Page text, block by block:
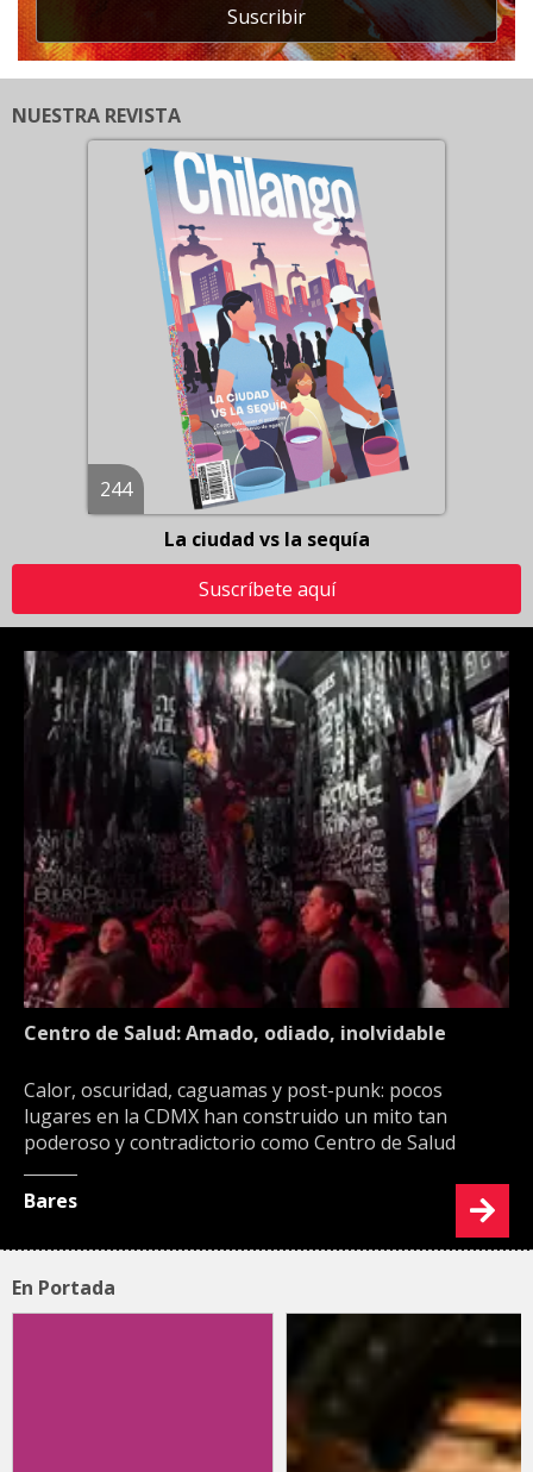
Suscribir
NUESTRA REVISTA
244
La ciudad vs la sequía
Suscríbete aquí
Centro de Salud: Amado, odiado, inolvidable
Calor, oscuridad, caguamas y post-punk: pocos
lugares en la CDMX han construido un mito tan
poderoso y contradictorio como Centro de Salud
Bares
En Portada